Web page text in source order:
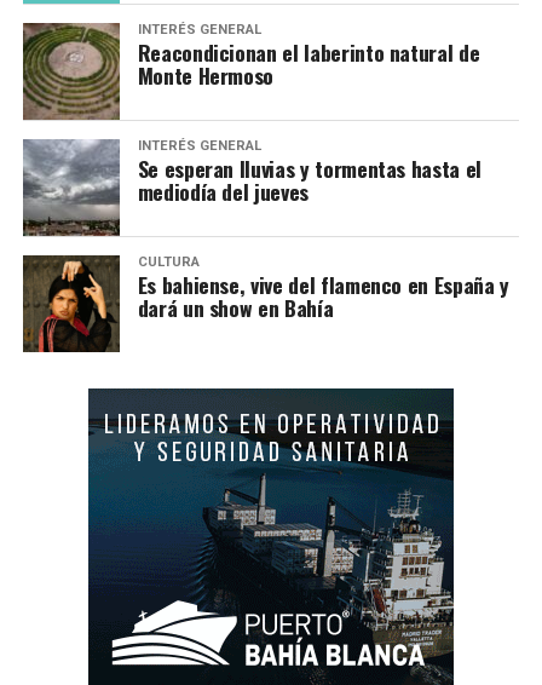
INTERÉS GENERAL
Reacondicionan el laberinto natural de
Monte Hermoso
INTERÉS GENERAL
Se esperan lluvias y tormentas hasta el
mediodía del jueves
CULTURA
Es bahiense, vive del flamenco en España y
dará un show en Bahía